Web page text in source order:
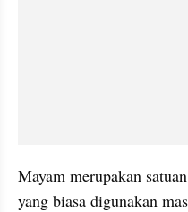
Mayam merupakan
yang biasa digunakan